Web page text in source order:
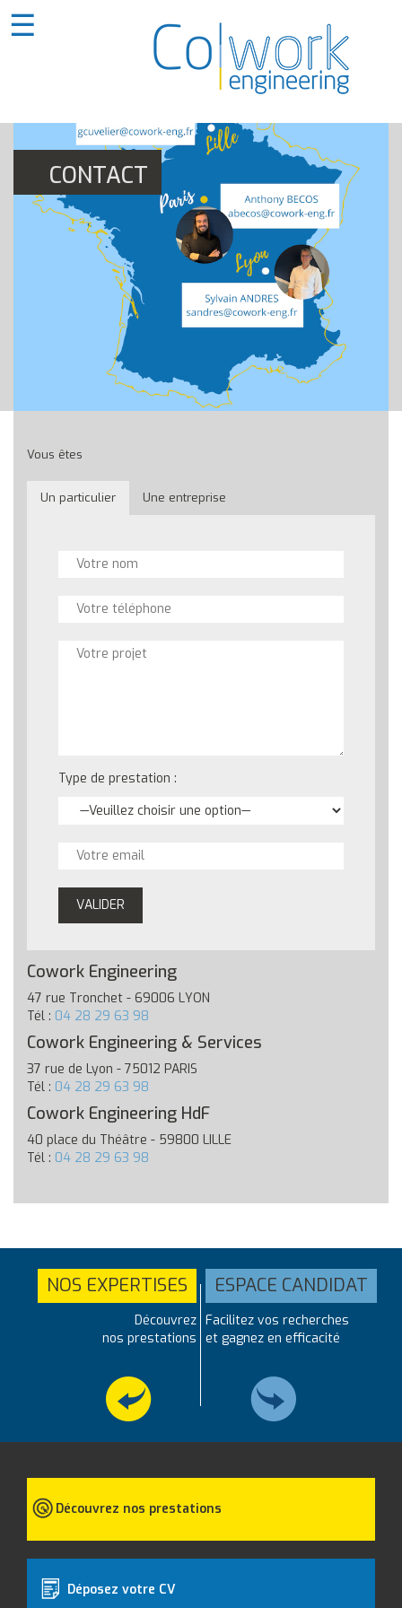
☰
CONTACT
Vous êtes
Un particulier Une entreprise
Type de prestation :
Cowork Engineering
47 rue Tronchet - 69006 LYON
Tél : 04 28 29 63 98
Cowork Engineering & Services
37 rue de Lyon - 75012 PARIS
Tél : 04 28 29 63 98
Cowork Engineering HdF
40 place du Théâtre - 59800 LILLE
Tél : 04 28 29 63 98
NOS EXPERTISES
Découvrez
nos prestations
ESPACE CANDIDAT
Facilitez vos recherches
et gagnez en efficacité
Découvrez nos prestations
Déposez votre CV